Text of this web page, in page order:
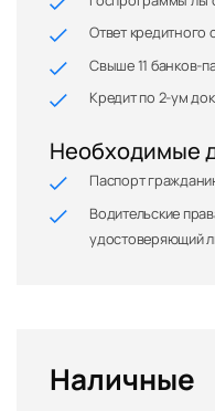
Ответ кредитного
Свыше 11 банков-
Кредит по 2-ум
Необходимые
Паспорт
Водительские
удостоверяющий
Наличные